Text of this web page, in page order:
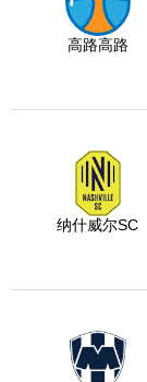
高路高路
纳什威尔SC